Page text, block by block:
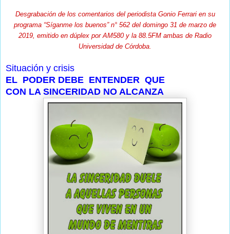
Desgrabación de los comentarios del periodista Gonio Ferrari en su
programa “Síganme los buenos” n° 562 del domingo 31 de marzo de
2019, emitido en dúplex por AM580 y la 88.5FM ambas de Radio
Universidad de Córdoba.
Situación y crisis
EL PODER DEBE ENTENDER QUE
CON LA SINCERIDAD NO ALCANZA